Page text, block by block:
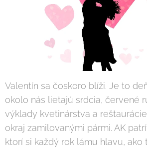
Valentín sa čoskoro blíži. Je to
okolo nás lietajú srdcia, červené
výklady kvetinárstva a
okraj zamilovanými pármi. AK
ktorí si každý rok lámu hlavu, ako